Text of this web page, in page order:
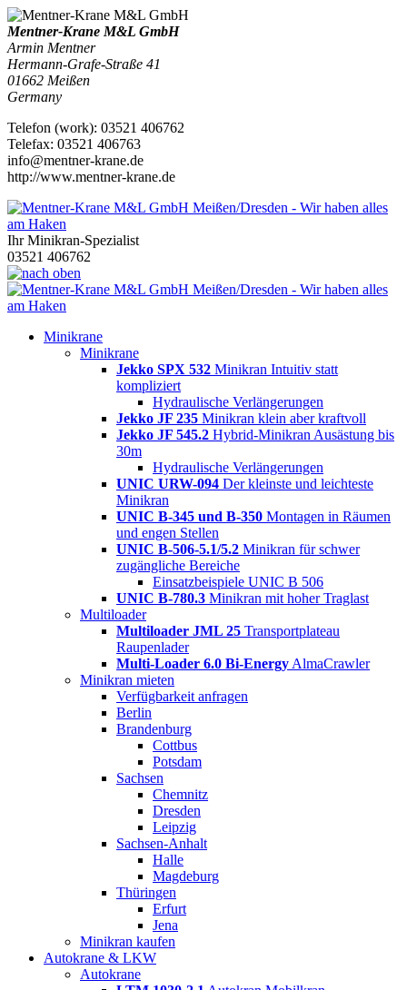
Mentner-Krane M&L GmbH
Armin Mentner
Hermann-Grafe-Straße 41
01662 Meißen
Germany
Telefon (work): 03521 406762
Telefax: 03521 406763
info@mentner-krane.de
http://www.mentner-krane.de
Ihr Minikran-Spezialist
03521 406762
Minikrane
Minikrane
Jekko SPX 532 Minikran Intuitiv statt
kompliziert
Hydraulische Verlängerungen
Jekko JF 235 Minikran klein aber kraftvoll
Jekko JF 545.2 Hybrid-Minikran Ausästung bis
30m
Hydraulische Verlängerungen
UNIC URW-094 Der kleinste und leichteste
Minikran
UNIC B-345 und B-350 Montagen in Räumen
und engen Stellen
UNIC B-506-5.1/5.2 Minikran für schwer
zugängliche Bereiche
Einsatzbeispiele UNIC B 506
UNIC B-780.3 Minikran mit hoher Traglast
Multiloader
Multiloader JML 25 Transportplateau
Raupenlader
Multi-Loader 6.0 Bi-Energy AlmaCrawler
Minikran mieten
Verfügbarkeit anfragen
Berlin
Brandenburg
Cottbus
Potsdam
Sachsen
Chemnitz
Dresden
Leipzig
Sachsen-Anhalt
Halle
Magdeburg
Thüringen
Erfurt
Jena
Minikran kaufen
Autokrane & LKW
Autokrane